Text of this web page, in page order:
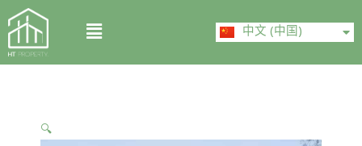
Skip
to
content
Menu 中文 (中国)
English
🔍